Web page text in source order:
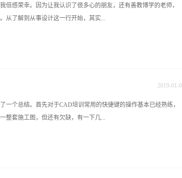
倍感荣幸。因为让我认识了很多心的朋友，还有善教博学的老师，
从了解到从事设计这一行开始，其实...
好室内设计开始，九木可以给我想要的知识，三个月的学习说长不
合的可爱同学们。最最要提到的还是两位善教博学又有耐心的老
师，不管是在生活还是工作都是一个非常完美的人。工作中兢兢业
来都非常带感，欢声笑语连绵不绝。每一次作业，他都会认认真真
一个总结。首先对于CAD培训常用的快捷键的操作基本已经熟练，
整套施工图，但还有欠缺，有一下几...
2019-01 -